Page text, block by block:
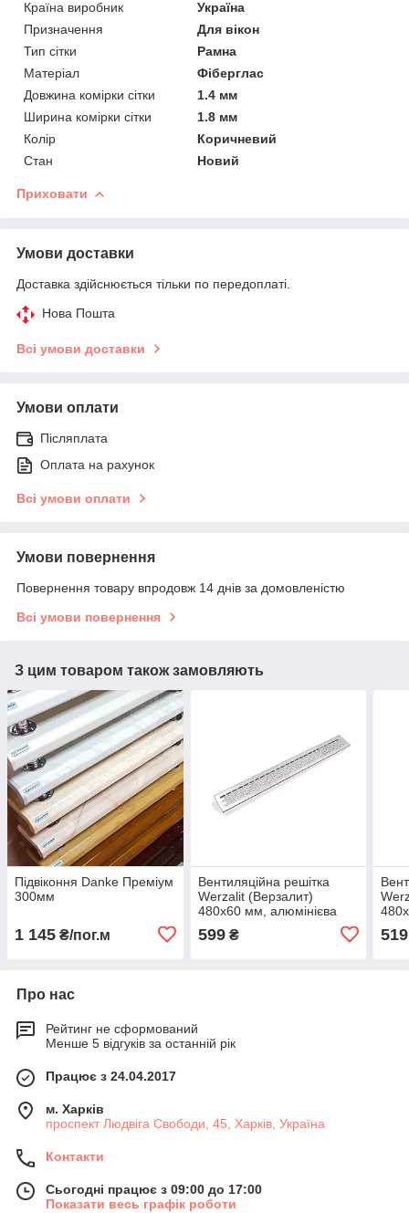
Країна виробник
Україна
Призначення
Для вікон
Тип сітки
Рамна
Матеріал
Фіберглас
Довжина комірки сітки
1.4 мм
Ширина комірки сітки
1.8 мм
Колір
Коричневий
Стан
Новий
Приховати
Умови доставки
Доставка здійснюється тільки по передоплаті.
Нова Пошта
Всі умови доставки
Умови оплати
Післяплата
Оплата на рахунок
Всі умови оплати
Умови повернення
Повернення товару впродовж 14 днів за домовленістю
Всі умови повернення
З цим товаром також замовляють
Підвіконня Danke Преміум
300мм
1 145 ₴/пог.м
Вентиляційна решітка
Werzalit (Верзалит)
480х60 мм, алюмінієва
599₴ 519
Про нас
Рейтинг не сформований
Менше 5 відгуків за останній рік
Працює з 24.04.2017
м. Харків
проспект Людвіга Свободи, 45, Харків, Україна
Контакти
Сьогодні працює з 09:00 до 17:00
Показати весь графік роботи